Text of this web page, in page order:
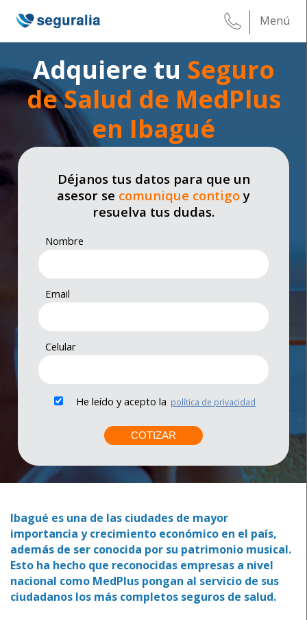
Menú
Adquiere tu Seguro
de Salud de MedPlus
en Ibagué
Déjanos tus datos para que un
asesor se comunique contigoy
resuelva tus dudas.
Nombre
Email
Celular
He leído y acepto la política de privacidad
Ibagué es una de las ciudades de mayor
importancia y crecimiento económico en el país,
además de ser conocida por su patrimonio musical.
Esto ha hecho que reconocidas empresas a nivel
nacional como MedPlus pongan al servicio de sus
ciudadanos los más completos seguros de salud.